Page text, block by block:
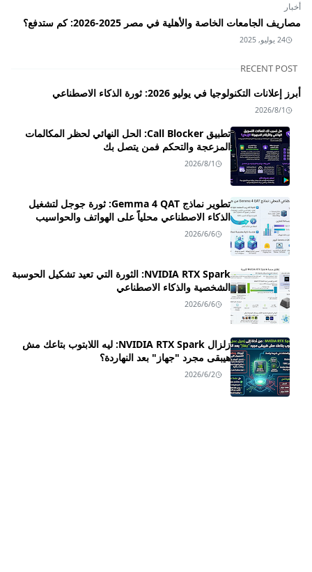
أخبار
مصاريف الجامعات الخاصة والأهلية في مصر 2025-2026: كم ستدفع؟
24 يوليو, 2025
RECENT POST
أبرز إعلانات التكنولوجيا في يوليو 2026: ثورة الذكاء الاصطناعي
2026/8/1
تطبيق Call Blocker: الحل النهائي لحظر المكالمات
المزعجة والتحكم فمن يتصل بك
2026/8/1
تطوير نماذج Gemma 4 QAT: ثورة جوجل لتشغيل
الذكاء الاصطناعي محلياً على الهواتف والحواسيب
2026/6/6
NVIDIA RTX Spark: الثورة التي تعيد تشكيل الحوسبة
الشخصية والذكاء الاصطناعي
2026/6/6
زلزال NVIDIA RTX Spark: ليه اللابتوب بتاعك مش
هيبقى مجرد "جهاز" بعد النهاردة؟
2026/6/2